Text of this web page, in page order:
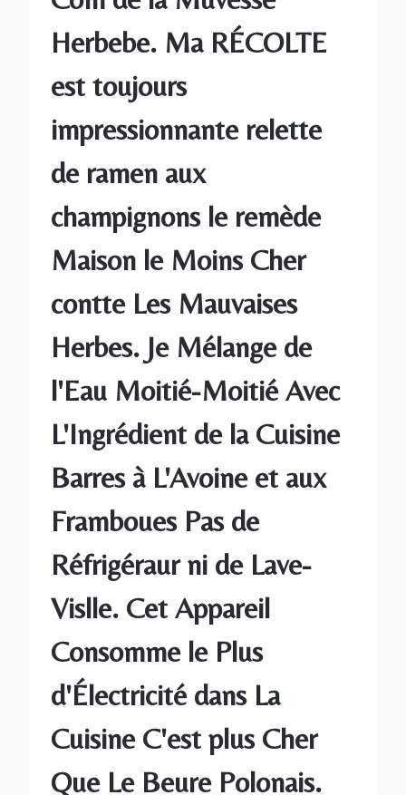
Herbebe. Ma RÉCOLTE
est toujours
impressionnante relette
de ramen aux
champignons le remède
Maison le Moins Cher
contte Les Mauvaises
Herbes. Je Mélange de
l'Eau Moitié-Moitié Avec
L'Ingrédient de la Cuisine
Barres à L'Avoine et aux
Framboues Pas de
Réfrigéraur ni de Lave-
Vislle. Cet Appareil
Consomme le Plus
d'Électricité dans La
Cuisine C'est plus Cher
Que Le Beure Polonais.